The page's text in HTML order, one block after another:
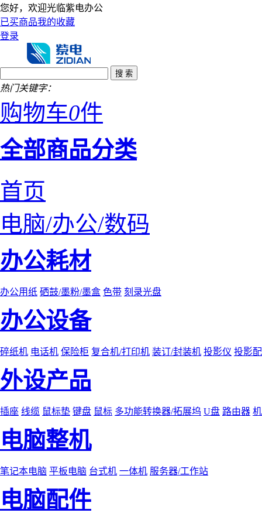
您好，欢迎光临紫电办公
已买商品我的收藏
登录
热门关键字：
购物车0件
全部商品分类
首页
电脑/办公/数码
办公耗材
办公用纸 硒鼓/墨粉/墨盒 色带 刻录光盘
办公设备
碎纸机 电话机 保险柜 复合机/打印机 装订/封装机 投影仪 投影
外设产品
插座 线缆 鼠标垫 键盘 鼠标 多功能转换器/拓展坞 U盘 路由器
电脑整机
笔记本电脑 平板电脑 台式机 一体机 服务器/工作站
电脑配件